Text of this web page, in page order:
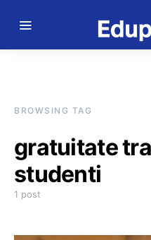
BROWSING TAG
gratuitate
studenti
1 post